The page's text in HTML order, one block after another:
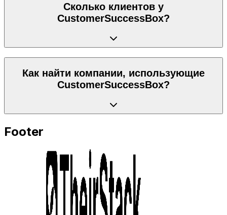
Сколько клиентов у
CustomerSuccessBox?
Как найти компании, использующие
CustomerSuccessBox?
Footer